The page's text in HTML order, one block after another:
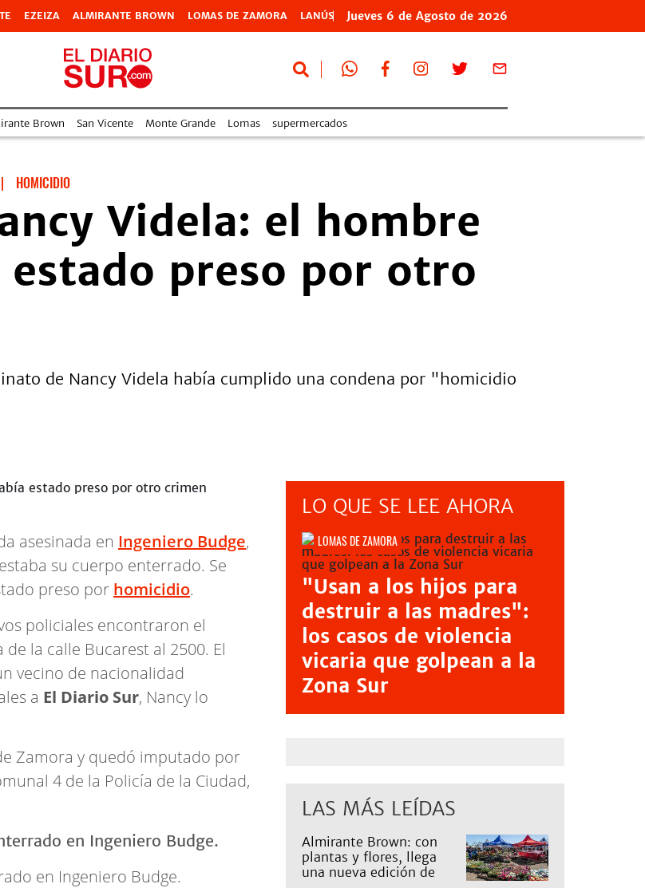
EZEIZA ALMIRANTE BROWN LOMAS DE ZAMORA LANÚS Jueves 6 de Agosto de 2026
Brown San Vicente Monte Grande Lomas supermercados
| HOMICIDIO
Videla: el hombre
preso por otro
de Nancy Videla había cumplido una condena por "homicidio
asesinada en Ingeniero Budge,
su cuerpo enterrado. Se
preso por homicidio.
policiales encontraron el
la calle Bucarest al 2500. El
vecino de nacionalidad
a El Diario Sur, Nancy lo
Zamora y quedó imputado por
4 de la Policía de la Ciudad,
en Ingeniero Budge.
LO QUE SE LEE AHORA
LOMAS DE ZAMORA
"Usan a los hijos para
destruir a las madres":
los casos de violencia
vicaria que golpean a la
Zona Sur
LAS MÁS LEÍDAS
Almirante Brown: con
plantas y flores, llega
una nueva edición de